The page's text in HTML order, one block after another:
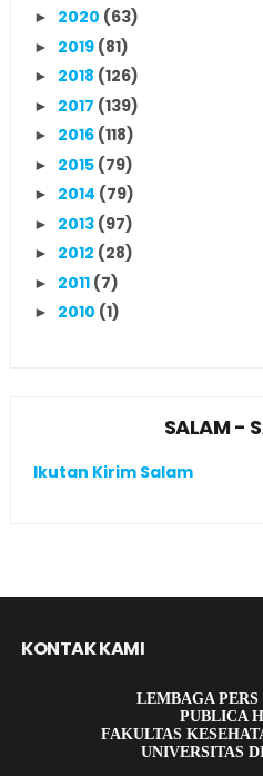
► 2020 (63)
► 2019 (81)
► 2018 (126)
► 2017 (139)
► 2016 (118)
► 2015 (79)
► 2014 (79)
► 2013 (97)
► 2012 (28)
► 2011 (7)
► 2010 (1)
SALAM -
Ikutan Kirim Salam
KONTAK KAMI
LEMBAGA
PUBLICA
FAKULTAS
UNIVERSITAS